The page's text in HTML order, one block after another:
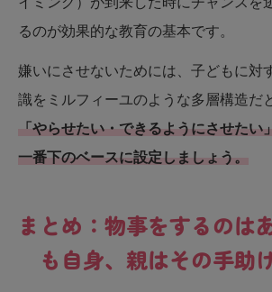
るのが効果的な教育の基本です。
嫌いにさせないためには、子どもに対
識をミルフィーユのような多層構造だ
「やらせたい・できるようにさせたい
一番下のベースに設定しましょう。
まとめ：物事をするのは
も自身、親はその手助